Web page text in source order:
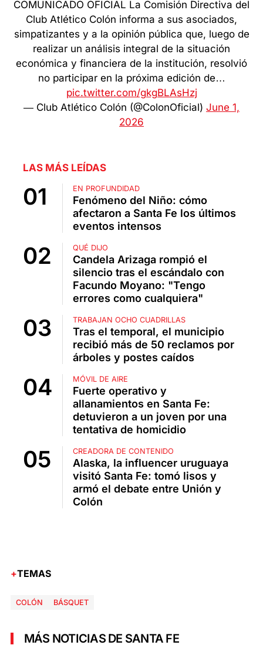
COMUNICADO OFICIAL La Comisión Directiva del
Club Atlético Colón informa a sus asociados,
simpatizantes y a la opinión pública que, luego de
realizar un análisis integral de la situación
económica y financiera de la institución, resolvió
no participar en la próxima edición de…
pic.twitter.com/gkgBLAsHzj
— Club Atlético Colón (@ColonOficial) June 1,
2026
LAS MÁS LEÍDAS
EN PROFUNDIDAD
Fenómeno del Niño: cómo
afectaron a Santa Fe los últimos
eventos intensos
QUÉ DIJO
Candela Arizaga rompió el
silencio tras el escándalo con
Facundo Moyano: "Tengo
errores como cualquiera"
TRABAJAN OCHO CUADRILLAS
Tras el temporal, el municipio
recibió más de 50 reclamos por
árboles y postes caídos
MÓVIL DE AIRE
Fuerte operativo y
allanamientos en Santa Fe:
detuvieron a un joven por una
tentativa de homicidio
CREADORA DE CONTENIDO
Alaska, la influencer uruguaya
visitó Santa Fe: tomó lisos y
armó el debate entre Unión y
Colón
TEMAS
COLÓN BÁSQUET
MÁS NOTICIAS DE SANTA FE